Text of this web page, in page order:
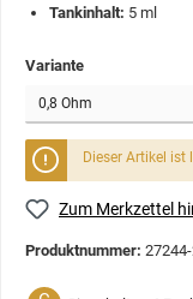
Tankinhalt: 5 ml
Variante
Dieser Artikel
Zum Merkzettel
Produktnummer: